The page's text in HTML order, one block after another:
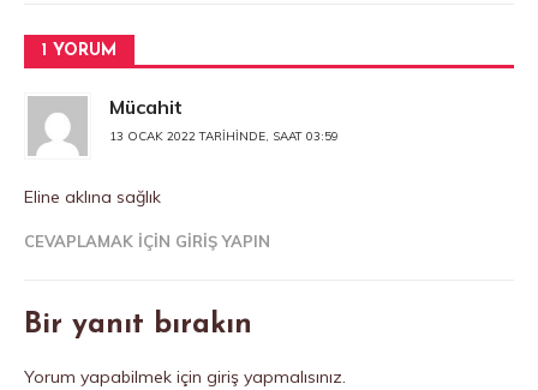
k
1 YORUM
Mücahit
13 OCAK 2022 TARIHINDE, SAAT 03:59
Eline aklına sağlık
CEVAPLAMAK IÇIN GIRIŞ YAPIN
Bir yanıt bırakın
Yorum yapabilmek için giriş yapmalısınız.